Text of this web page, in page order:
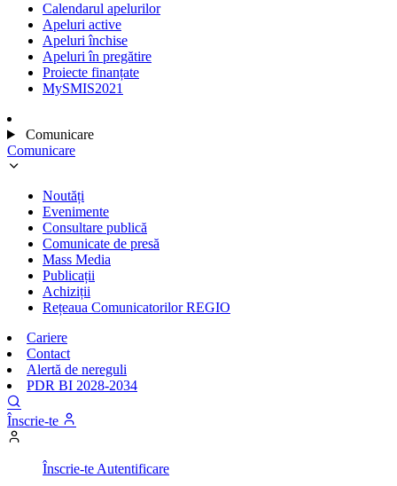
Calendarul apelurilor
Apeluri active
Apeluri închise
Apeluri în pregătire
Proiecte finanțate
MySMIS2021
Comunicare
Comunicare
Noutăți
Evenimente
Consultare publică
Comunicate de presă
Mass Media
Publicații
Achiziții
Rețeaua Comunicatorilor REGIO
Cariere
Contact
Alertă de nereguli
PDR BI 2028-2034
Înscrie-te
Înscrie-te Autentificare